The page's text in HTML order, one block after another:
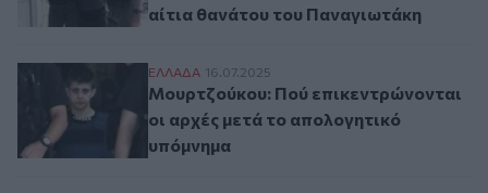
αίτια θανάτου του Παναγιωτάκη
Μουρτζούκου: Πού επικεντρώνονται οι
ΕΛΛAΔΑ 16.07.2025
Μουρτζούκου: Πού επικεντρώνονται
οι αρχές μετά το απολογητικό
υπόμνημα